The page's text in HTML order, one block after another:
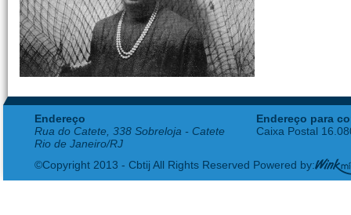
Endereço
Rua do Catete, 338 Sobreloja - Catete
Rio de Janeiro/RJ
Endereço para
Caixa Postal
©Copyright 2013 - Cbtij All Rights Reserved Powered by: